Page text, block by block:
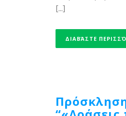
[...]
ΔΙΑΒΆΣΤΕ